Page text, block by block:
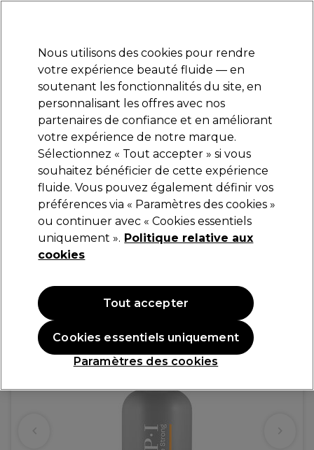
Se connecter
Marques Bons plans Coiffure Electro et Matériel
Livraison et délais
lire la suite
OPI Nature Strong Adoucisseur de Callosités
Action Lissante 250ml
53,90 €
Nous utilisons des cookies pour rendre
votre expérience beauté fluide — en
soutenant les fonctionnalités du site, en
personnalisant les offres avec nos
partenaires de confiance et en améliorant
votre expérience de notre marque.
Sélectionnez « Tout accepter » si vous
souhaitez bénéficier de cette expérience
fluide. Vous pouvez également définir vos
préférences via « Paramètres des cookies »
ou continuer avec « Cookies essentiels
uniquement ». Politique relative aux
cookies
Paramètres des cookies
Cookies essentiels uniquement
Tout accepter